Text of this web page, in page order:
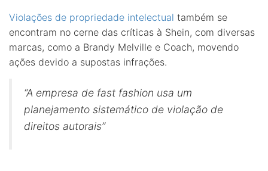
Violações de propriedade intelectual também se
encontram no cerne das críticas à Shein, com diversas
marcas, como a Brandy Melville e Coach, movendo
ações devido a supostas infrações.
“A empresa de fast fashion usa um
planejamento sistemático de violação de
direitos autorais”